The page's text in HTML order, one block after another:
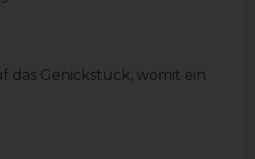
Genickstück, womit ein